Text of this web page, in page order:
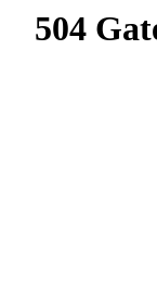
504